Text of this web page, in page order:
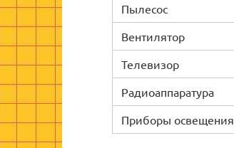
Пылесос
Вентилятор
Телевизор
Радиоаппаратура
Приборы освещения